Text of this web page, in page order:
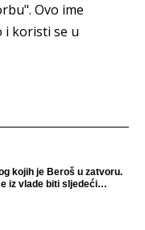
Ovo ime
i koristi se u
kojih je Beroš u zatvoru.
iz vlade biti sljedeći